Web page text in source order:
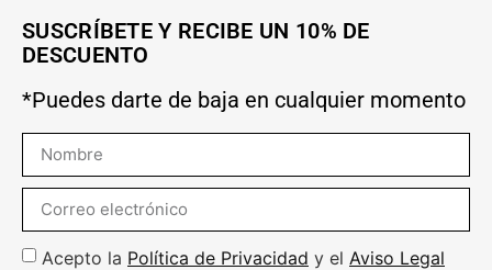
SUSCRÍBETE Y RECIBE UN 10% DE
DESCUENTO
*Puedes darte de baja en cualquier momento
Acepto la Política de Privacidad y el Aviso Legal